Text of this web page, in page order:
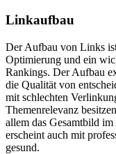
Linkaufbau
Der Aufbau von Links
Optimierung und ein
Rankings. Der Aufbau
die Qualität von
mit schlechten
Themenrelevanz
allem das Gesamtbild
erscheint auch mit
gesund.